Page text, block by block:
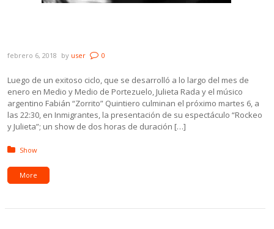
febrero 6, 2018 by user 0
Luego de un exitoso ciclo, que se desarrolló a lo largo del mes de
enero en Medio y Medio de Portezuelo, Julieta Rada y el músico
argentino Fabián “Zorrito” Quintiero culminan el próximo martes 6, a
las 22:30, en Inmigrantes, la presentación de su espectáculo “Rockeo
y Julieta”; un show de dos horas de duración […]
Posted in:
Show
More